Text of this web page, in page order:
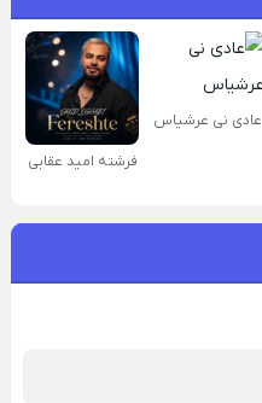
عادی نی عرشیاس
فرشته امید عقابی